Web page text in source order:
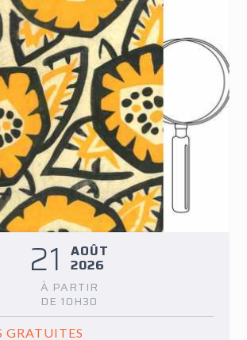
21 AOÛT
2026
À PARTIR
DE 10H30
GRATUITES